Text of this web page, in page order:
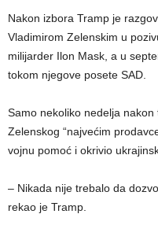
Nakon izbora Tramp je
Vladimirom Zelenskim u
milijarder Ilon Mask, a u
tokom njegove posete SAD.
Samo nekoliko nedelja
Zelenskog “najvećim
vojnu pomoć i okrivio
– Nikada nije trebalo da
rekao je Tramp.